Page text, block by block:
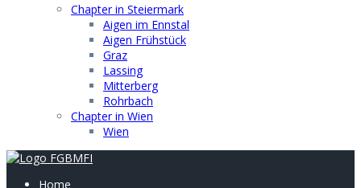
Chapter in Steiermark
Aigen im Ennstal
Aigen Frühstück
Graz
Lassing
Mitterberg
Rohrbach
Chapter in Wien
Wien
Home